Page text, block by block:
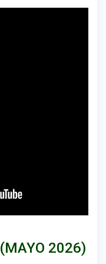
2026)